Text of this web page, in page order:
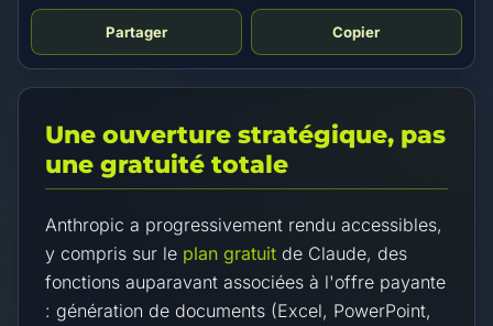
Une ouverture stratégique, pas
une gratuité totale
Anthropic a progressivement rendu accessibles,
y compris sur le plan gratuit de Claude, des
fonctions auparavant associées à l'offre payante
: génération de documents (Excel, PowerPoint,
Partager Copier